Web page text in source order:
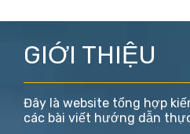
GIỚI THIỆU
Đây là website tổng hợp
các bài viết hướng dẫn